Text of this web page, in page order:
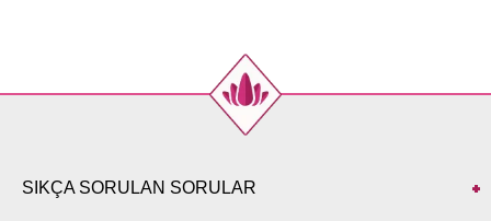
SIKÇA SORULAN SORULAR